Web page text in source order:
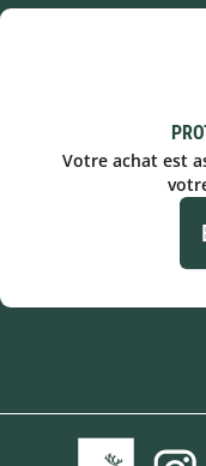
Votre achat est